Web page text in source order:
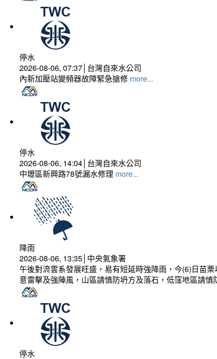
停水
2026-08-06, 07:37│台灣自來水公司
內新加壓站變頻器故障緊急搶修 more...
停水
2026-08-06, 14:04│台灣自來水公司
中壢區新興路78號漏水修理 more...
降雨
2026-08-06, 13:35│中央氣象署
午後對流雲系發展旺盛，易有短延時強降雨，今(6)日苗
意雷擊及強陣風，山區請慎防坍方及落石，低窪地區請
停水